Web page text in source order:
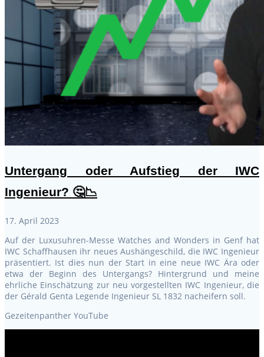
Untergang oder Aufstieg der IWC
Ingenieur? 🤔📉
17. April 2023
Auf der Luxusuhren-Messe Watches and Wonders in Genf hat
IWC Schaffhausen ihr neues Aushängeschild, die IWC Ingenieur
präsentiert. Ist dies nun der Start in eine neue IWC Ära oder
etwa der Beginn des Untergangs? Hintergrund und meine
ehrliche Einschätzung zur neu vorgestellten IWC Ingenieur, die
der Gérald Genta Legende Ingenieur SL 1832 nacheifern soll.
Gezeitenpanther YouTube